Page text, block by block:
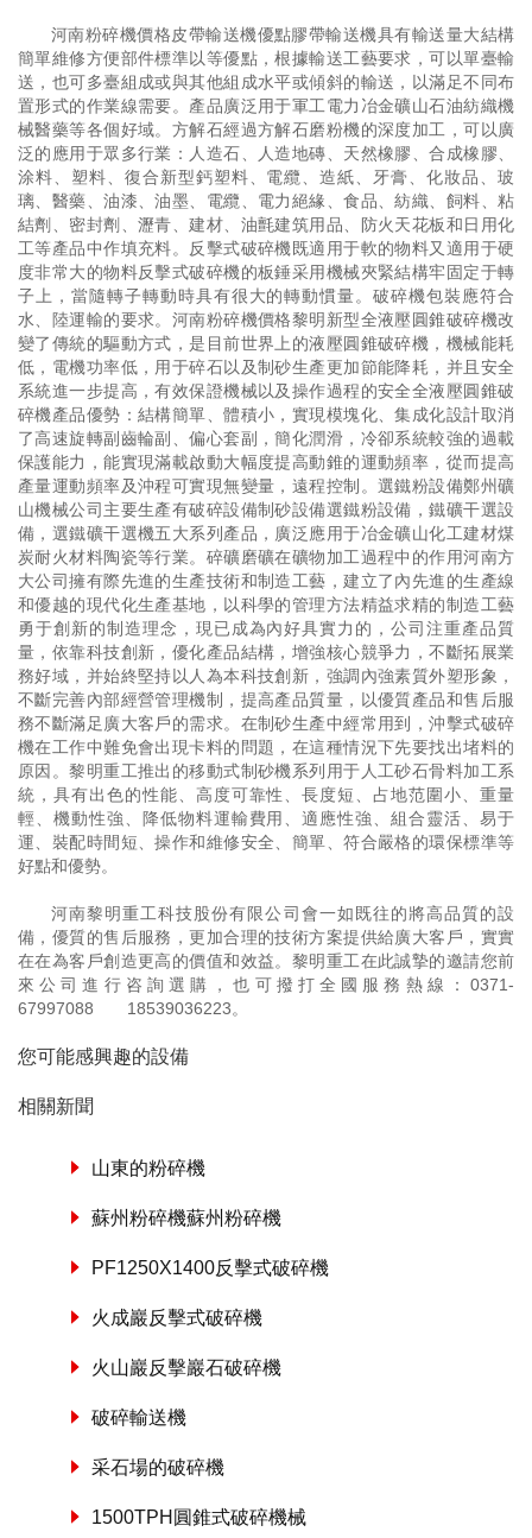
河南粉碎機價格皮帶輸送機優點膠帶輸送機具有輸送量大結構
簡單維修方便部件標準以等優點，根據輸送工藝要求，可以單臺輸
送，也可多臺組成或與其他組成水平或傾斜的輸送，以滿足不同布
置形式的作業線需要。產品廣泛用于軍工電力冶金礦山石油紡織機
械醫藥等各個好域。方解石經過方解石磨粉機的深度加工，可以廣
泛的應用于眾多行業：人造石、人造地磚、天然橡膠、合成橡膠、
涂料、塑料、復合新型鈣塑料、電纜、造紙、牙膏、化妝品、玻
璃、醫藥、油漆、油墨、電纜、電力絕緣、食品、紡織、飼料、粘
結劑、密封劑、瀝青、建材、油氈建筑用品、防火天花板和日用化
工等產品中作填充料。反擊式破碎機既適用于軟的物料又適用于硬
度非常大的物料反擊式破碎機的板錘采用機械夾緊結構牢固定于轉
子上，當隨轉子轉動時具有很大的轉動慣量。破碎機包裝應符合
水、陸運輸的要求。河南粉碎機價格黎明新型全液壓圓錐破碎機改
變了傳統的驅動方式，是目前世界上的液壓圓錐破碎機，機械能耗
低，電機功率低，用于碎石以及制砂生產更加節能降耗，并且安全
系統進一步提高，有效保證機械以及操作過程的安全全液壓圓錐破
碎機產品優勢：結構簡單、體積小，實現模塊化、集成化設計取消
了高速旋轉副齒輪副、偏心套副，簡化潤滑，冷卻系統較強的過載
保護能力，能實現滿載啟動大幅度提高動錐的運動頻率，從而提高
產量運動頻率及沖程可實現無變量，遠程控制。選鐵粉設備鄭州礦
山機械公司主要生產有破碎設備制砂設備選鐵粉設備，鐵礦干選設
備，選鐵礦干選機五大系列產品，廣泛應用于冶金礦山化工建材煤
炭耐火材料陶瓷等行業。碎礦磨礦在礦物加工過程中的作用河南方
大公司擁有際先進的生產技術和制造工藝，建立了內先進的生產線
和優越的現代化生產基地，以科學的管理方法精益求精的制造工藝
勇于創新的制造理念，現已成為內好具實力的，公司注重產品質
量，依靠科技創新，優化產品結構，增強核心競爭力，不斷拓展業
務好域，并始終堅持以人為本科技創新，強調內強素質外塑形象，
不斷完善內部經營管理機制，提高產品質量，以優質產品和售后服
務不斷滿足廣大客戶的需求。在制砂生產中經常用到，沖擊式破碎
機在工作中難免會出現卡料的問題，在這種情況下先要找出堵料的
原因。黎明重工推出的移動式制砂機系列用于人工砂石骨料加工系
統，具有出色的性能、高度可靠性、長度短、占地范圍小、重量
輕、機動性強、降低物料運輸費用、適應性強、組合靈活、易于
運、裝配時間短、操作和維修安全、簡單、符合嚴格的環保標準等
好點和優勢。
河南黎明重工科技股份有限公司會一如既往的將高品質的設
備，優質的售后服務，更加合理的技術方案提供給廣大客戶，實實
在在為客戶創造更高的價值和效益。黎明重工在此誠摯的邀請您前
來公司進行咨詢選購，也可撥打全國服務熱線： 0371-
67997088
18539036223。
您可能感興趣的設備
相關新聞
山東的粉碎機
蘇州粉碎機蘇州粉碎機
PF1250X1400反擊式破碎機
火成巖反擊式破碎機
火山巖反擊巖石破碎機
破碎輸送機
采石場的破碎機
1500TPH圓錐式破碎機械